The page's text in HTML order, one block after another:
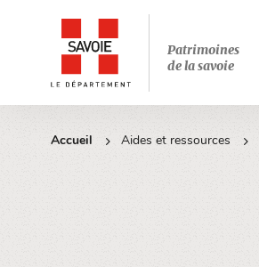
Patrimoines
de la savoie
Accueil Aides et ressources